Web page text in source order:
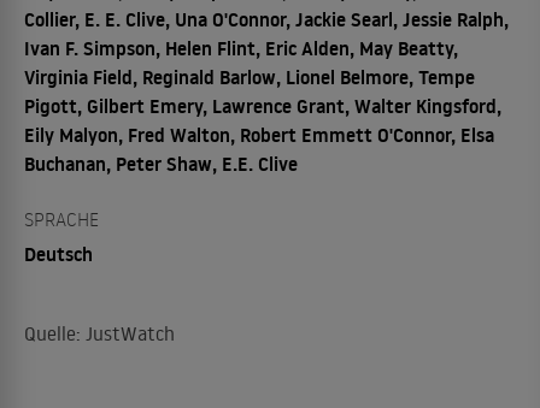
Collier, E. E. Clive, Una O'Connor, Jackie Searl, Jessie Ralph,
Ivan F. Simpson, Helen Flint, Eric Alden, May Beatty,
Virginia Field, Reginald Barlow, Lionel Belmore, Tempe
Pigott, Gilbert Emery, Lawrence Grant, Walter Kingsford,
Eily Malyon, Fred Walton, Robert Emmett O'Connor, Elsa
Buchanan, Peter Shaw, E.E. Clive
SPRACHE
Deutsch
Quelle: JustWatch